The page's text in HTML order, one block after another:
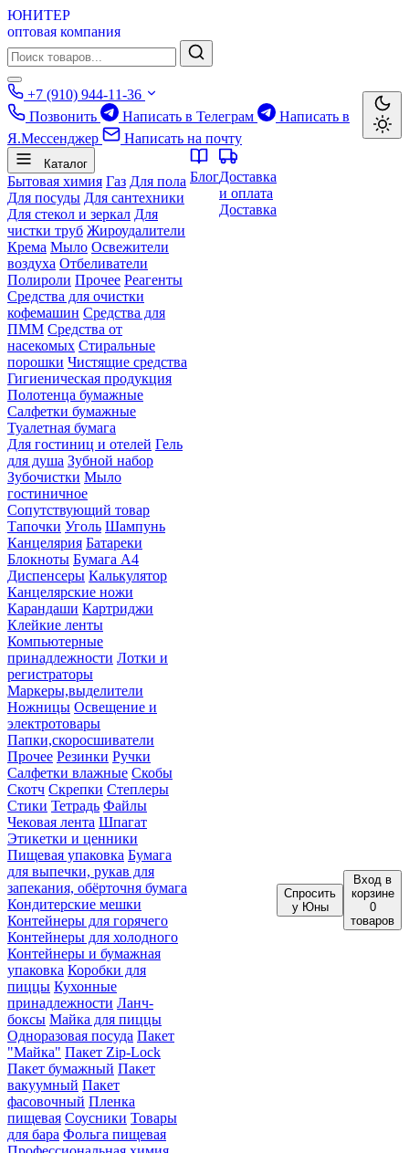
ЮНИТЕР
оптовая компания
+7 (910) 944-11-36
Позвонить
Написать в Телеграм
Написать в
Я.Мессенджер
Написать на почту
Каталог
Бытовая химия Газ Для пола
Для посуды Для сантехники
Для стекол и зеркал Для
чистки труб Жироудалители
Крема Мыло Освежители
воздуха Отбеливатели
Полироли Прочее Реагенты
Средства для очистки
кофемашин Средства для
ПММ Средства от
насекомых Стиральные
порошки Чистящие средства
Гигиеническая продукция
Полотенца бумажные
Салфетки бумажные
Туалетная бумага
Для гостиниц и отелей Гель
для душа Зубной набор
Зубочистки Мыло
гостиничное
Сопутствующий товар
Тапочки Уголь Шампунь
Канцелярия Батареки
Блокноты Бумага А4
Диспенсеры Калькулятор
Канцелярские ножи
Карандаши Картриджи
Клейкие ленты
Компьютерные
принадлежности Лотки и
регистраторы
Маркеры,выделители
Ножницы Освещение и
электротовары
Папки,скоросшиватели
Прочее Резинки Ручки
Салфетки влажные Скобы
Скотч Скрепки Степлеры
Стики Тетрадь Файлы
Чековая лента Шпагат
Этикетки и ценники
Пищевая упаковка Бумага
для выпечки, рукав для
запекания, обёрточня бумага
Кондитерские мешки
Контейнеры для горячего
Контейнеры для холодного
Контейнеры и бумажная
упаковка Коробки для
пиццы Кухонные
принадлежности Ланч-
боксы Майка для пиццы
Одноразовая посуда Пакет
"Майка" Пакет Zip-Lock
Пакет бумажный Пакет
вакуумный Пакет
фасовочный Пленка
пищевая Соусники Товары
для бара Фольга пищевая
БлогДоставка
и оплата
Доставка
Спросить
у Юны
Вход в
корзине
0
товаров